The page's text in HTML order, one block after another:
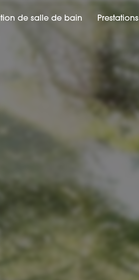
de salle de bain Prestations